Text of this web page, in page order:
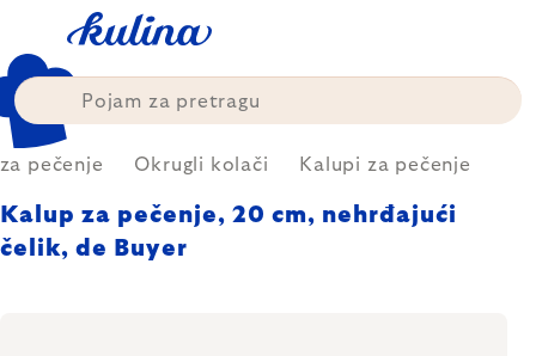
content
pečenje Okrugli kolači Kalupi za pečenje
Kalup za pečenje, 20 cm, nehrđajući
čelik, de Buyer